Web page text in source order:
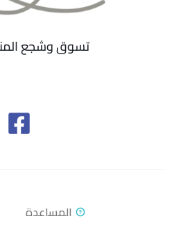
تسوق وشجع